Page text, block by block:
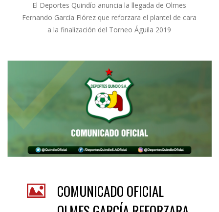
El Deportes Quindío anuncia la llegada de Olmes
Fernando García Flórez que reforzara el plantel de cara
a la finalización del Torneo Águila 2019
COMUNICADO OFICIAL